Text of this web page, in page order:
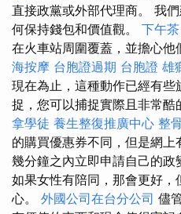
直接政黨或外部代理商。 我
何保持錢包和價值觀。 下午
在火車站周圍覆蓋，並擔心他
海按摩 台胞證過期 台胞證 雄
現在為止，這種動作已經有
捉，您可以捕捉實際且非常酷
拿學徒 養生整復推廣中心 整
的購買優惠券不同，但是網
幾分鐘之內立即申請自己的政
如果女性有陪同，那會更好
心。 外國公司在台分公司 儘